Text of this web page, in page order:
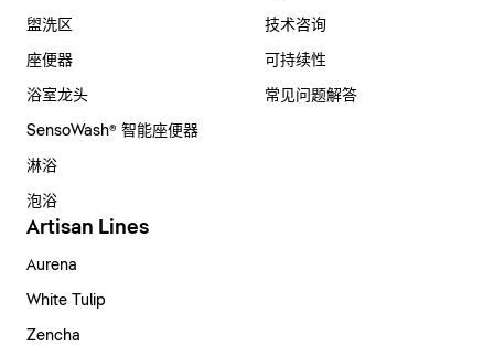
盥洗区
座便器
浴室龙头
SensoWash® 智能座便器
淋浴
泡浴
技术咨询
可持续性
常见问题解答
Artisan Lines
Aurena
White Tulip
Zencha